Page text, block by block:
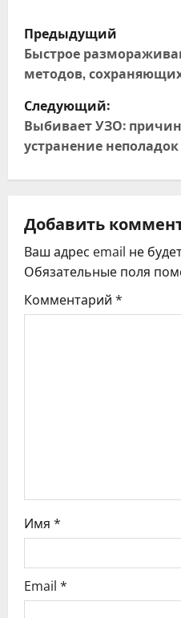
Н
а
в
и
г
ц
и
я
и
с
я
м
Предыдущий
Быстрое
методов,
Следующий:
Выбивает УЗО:
устранение
Добавить
Ваш адрес email не
Обязательные поля
Комментарий *
Имя *
Email *